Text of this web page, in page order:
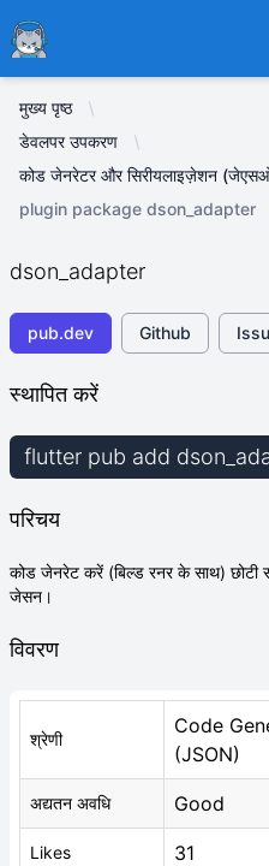
Ducafecat
मुख्य पृष्ठ
डेवलपर उपकरण
कोड जेनरेटर और सिरीयलाइज़ेशन
plugin package dson_adapter
dson_adapter
pub.dev Github
स्थापित करें
flutter pub add
परिचय
कोड जेनरेट करें (बिल्ड रनर के साथ) छोटी
जेसन।
विवरण
श्रेणी
Code
(JSON)
अद्यतन अवधि Good
Likes 31